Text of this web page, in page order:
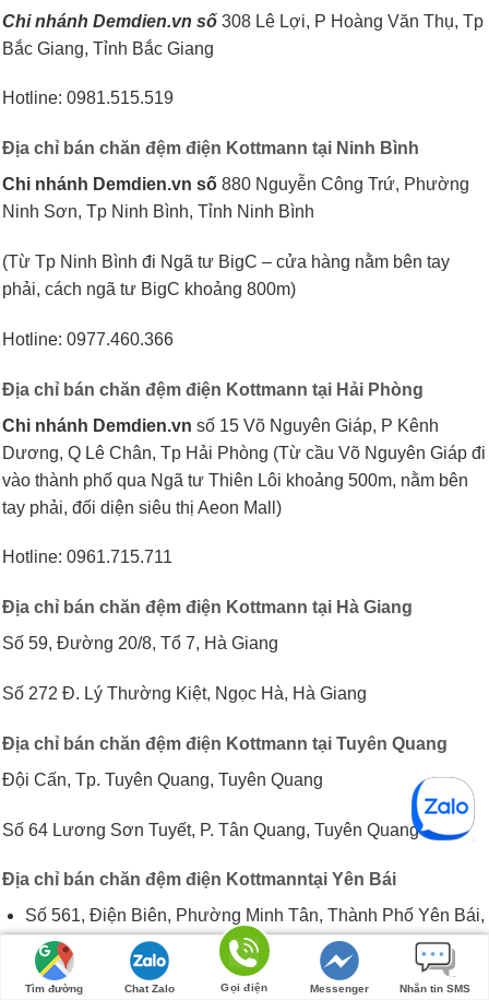
Chi nhánh Demdien.vn số 308 Lê Lợi, P Hoàng Văn Thụ, Tp
Bắc Giang, Tỉnh Bắc Giang
Hotline: 0981.515.519
Địa chỉ bán chăn đệm điện Kottmann tại Ninh Bình
Chi nhánh Demdien.vn số 880 Nguyễn Công Trứ, Phường
Ninh Sơn, Tp Ninh Bình, Tỉnh Ninh Bình
(Từ Tp Ninh Bình đi Ngã tư BigC – cửa hàng nằm bên tay
phải, cách ngã tư BigC khoảng 800m)
Hotline: 0977.460.366
Địa chỉ bán chăn đệm điện Kottmann tại Hải Phòng
Chi nhánh Demdien.vn số 15 Võ Nguyên Giáp, P Kênh
Dương, Q Lê Chân, Tp Hải Phòng (Từ cầu Võ Nguyên Giáp đi
vào thành phố qua Ngã tư Thiên Lôi khoảng 500m, nằm bên
tay phải, đối diện siêu thị Aeon Mall)
Hotline: 0961.715.711
Địa chỉ bán chăn đệm điện Kottmann tại Hà Giang
Số 59, Đường 20/8, Tổ 7, Hà Giang
Số 272 Đ. Lý Thường Kiệt, Ngọc Hà, Hà Giang
Địa chỉ bán chăn đệm điện Kottmann tại Tuyên Quang
Đội Cấn, Tp. Tuyên Quang, Tuyên Quang
Số 64 Lương Sơn Tuyết, P. Tân Quang, Tuyên Quang
Địa chỉ bán chăn đệm điện Kottmanntại Yên Bái
Số 561, Điện Biên, Phường Minh Tân, Thành Phố Yên Bái,
Tỉnh Yên Bái
Địa chỉ bán chăn đệm điện Kottmann tại Lai Châu
Tìm đường Chat Zalo Gọi điện Messenger Nhắn tin SMS